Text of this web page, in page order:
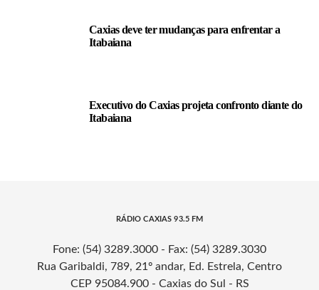
Caxias deve ter mudanças para enfrentar a
Itabaiana
Executivo do Caxias projeta confronto diante do
Itabaiana
RÁDIO CAXIAS 93.5 FM
Fone: (54) 3289.3000 - Fax: (54) 3289.3030
Rua Garibaldi, 789, 21º andar, Ed. Estrela, Centro
CEP 95084.900 - Caxias do Sul - RS